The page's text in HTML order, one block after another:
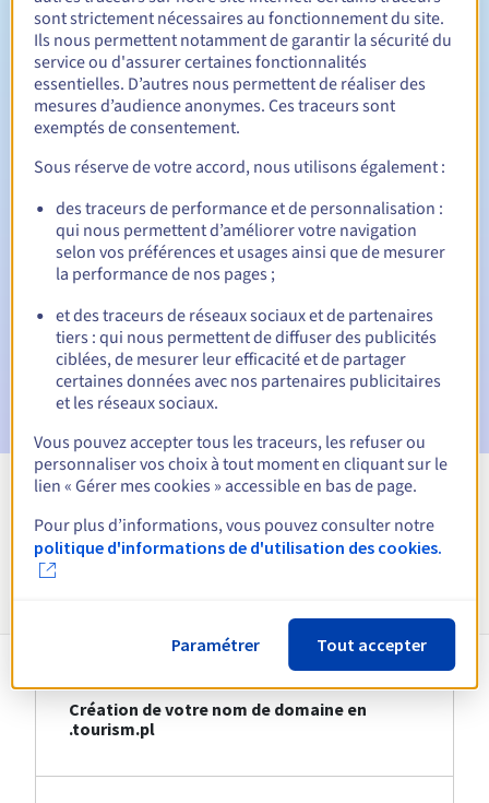
Durée de renouvellement Entre 1 et 10 ans
Période de rédemption
Notifications automatiques :
E-mails d'avertissement : 60, 30, 15, 7 et 3 jours avant la
date d'échéance
E-mail le jour de l'expiration
pour notification de la
suspension du nom de domaine
E-mail après la période de grâce de rédemptionpour
notification de la suppression du nom de domaine
Création de votre nom de domaine en
.tourism.pl
sont strictement nécessaires au fonctionnement du site.
Ils nous permettent notamment de garantir la sécurité du
service ou d'assurer certaines fonctionnalités
essentielles. D’autres nous permettent de réaliser des
mesures d’audience anonymes. Ces traceurs sont
exemptés de consentement.
Sous réserve de votre accord, nous utilisons également :
des traceurs de performance et de personnalisation :
qui nous permettent d’améliorer votre navigation
selon vos préférences et usages ainsi que de mesurer
la performance de nos pages ;
et des traceurs de réseaux sociaux et de partenaires
tiers : qui nous permettent de diffuser des publicités
ciblées, de mesurer leur efficacité et de partager
certaines données avec nos partenaires publicitaires
et les réseaux sociaux.
Vous pouvez accepter tous les traceurs, les refuser ou
personnaliser vos choix à tout moment en cliquant sur le
lien « Gérer mes cookies » accessible en bas de page.
Pour plus d’informations, vous pouvez consulter notre
politique d'informations de d'utilisation des cookies.
Paramétrer Tout accepter